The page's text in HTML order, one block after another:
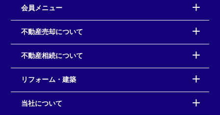
会員メニュー
不動産売却について
不動産相続について
リフォーム・建築
当社について